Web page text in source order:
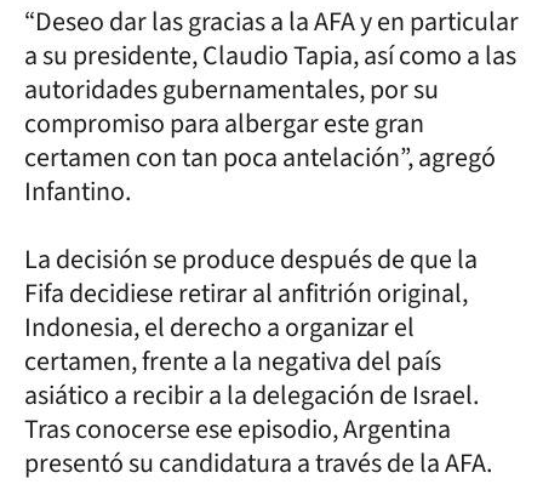
“Deseo dar las gracias a la AFA y en particular
a su presidente, Claudio Tapia, así como a las
autoridades gubernamentales, por su
compromiso para albergar este gran
certamen con tan poca antelación”, agregó
Infantino.
La decisión se produce después de que la
Fifa decidiese retirar al anfitrión original,
Indonesia, el derecho a organizar el
certamen, frente a la negativa del país
asiático a recibir a la delegación de Israel.
Tras conocerse ese episodio, Argentina
presentó su candidatura a través de la AFA.